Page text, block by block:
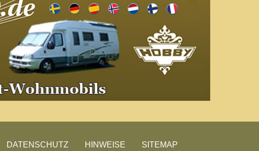
DATENSCHUTZ HINWEISE SITEMAP